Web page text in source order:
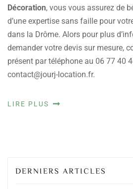
DERNIERS ARTICLES
Décoration, vous vous assurez de
d’une expertise sans faille pour
dans la Drôme. Alors pour plus
demander votre devis sur mesure,
présent par téléphone au 06 77 40
contact@jourj-location.fr.
LIRE PLUS